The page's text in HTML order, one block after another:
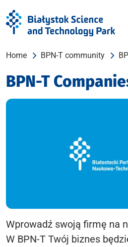
Home BPN-T community
BPN-T
Wprowadź swoją firmę na
W BPN-T Twój biznes